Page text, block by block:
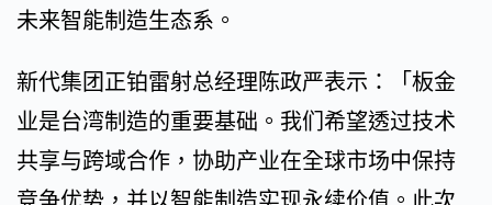
未来智能制造生态系。
新代集团正铂雷射总经理陈政严表示：「板金
业是台湾制造的重要基础。我们希望透过技术
共享与跨域合作，协助产业在全球市场中保持